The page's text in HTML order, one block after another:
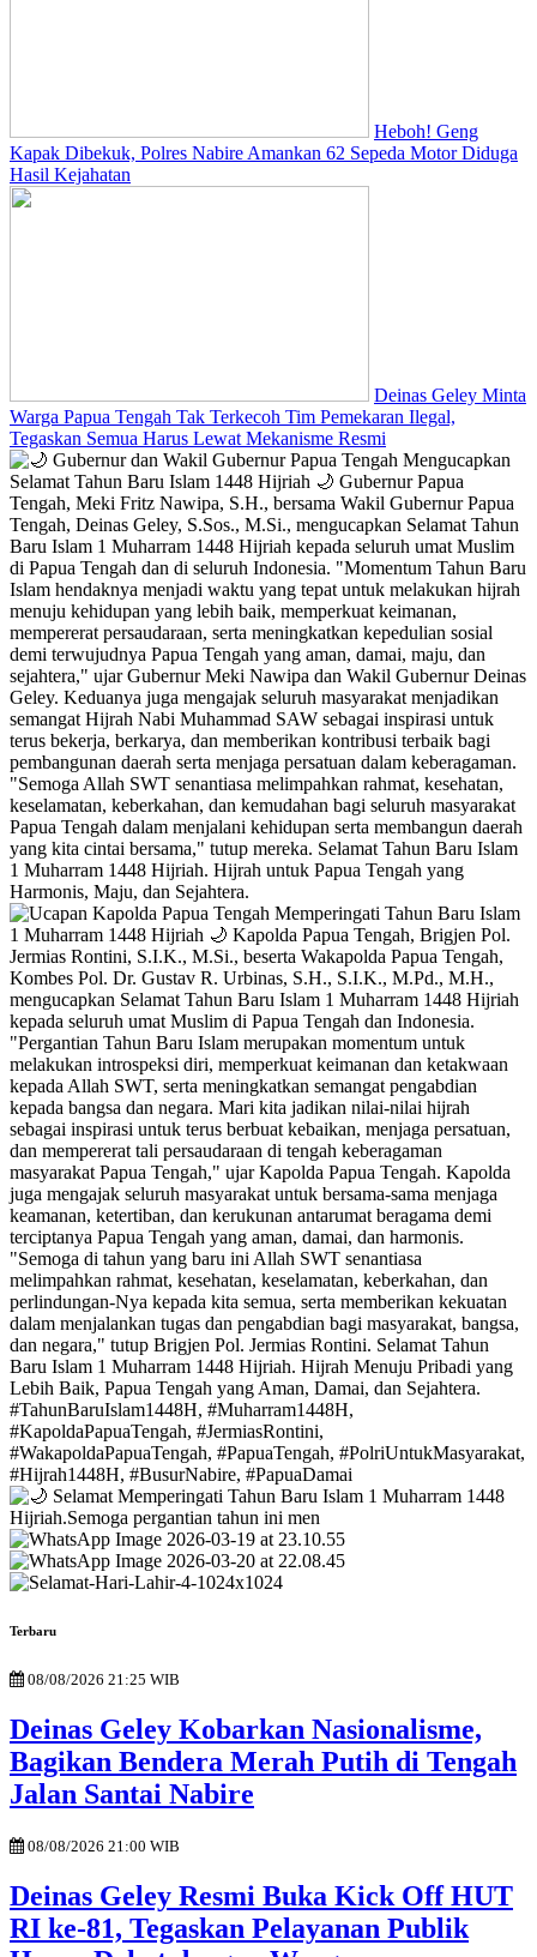
Heboh! Geng
Kapak Dibekuk, Polres Nabire Amankan 62 Sepeda Motor Diduga
Hasil Kejahatan
Deinas Geley Minta
Warga Papua Tengah Tak Terkecoh Tim Pemekaran Ilegal,
Tegaskan Semua Harus Lewat Mekanisme Resmi
Terbaru
08/08/2026 21:25 WIB
Deinas Geley Kobarkan Nasionalisme,
Bagikan Bendera Merah Putih di Tengah
Jalan Santai Nabire
08/08/2026 21:00 WIB
Deinas Geley Resmi Buka Kick Off HUT
RI ke-81, Tegaskan Pelayanan Publik